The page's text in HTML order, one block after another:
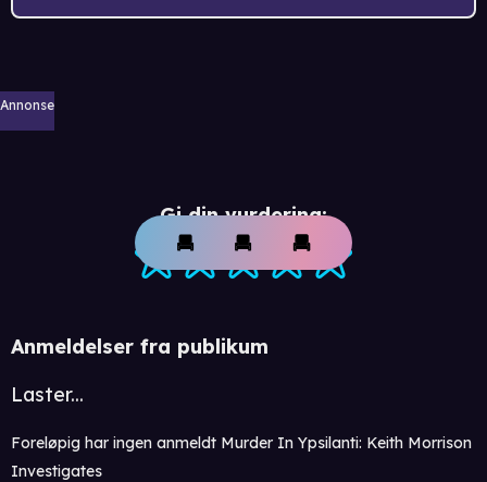
Annonse
Gi din vurdering:
Anmeldelser fra publikum
Laster...
Foreløpig har ingen anmeldt Murder In Ypsilanti: Keith Morrison
Investigates